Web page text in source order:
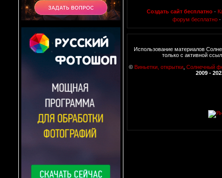
Создать сайт бесплатно ·
форум бесплатно ·
Использование материалов
только с активной
© Виньетки, открытки Солнечный
2009 -